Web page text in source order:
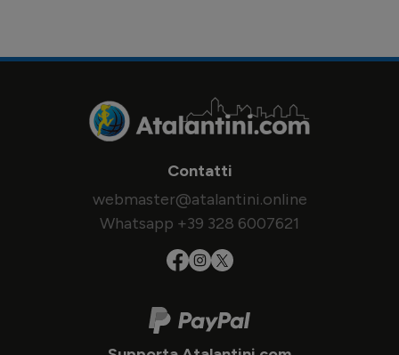
Contatti
webmaster@atalantini.online
Whatsapp +39 328 6007621